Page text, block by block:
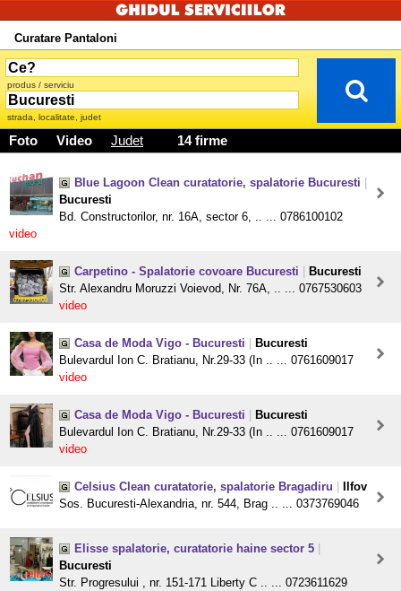
Curatare Pantaloni
produs / serviciu
strada, localitate, judet
Foto Video Judet 14 firme
Blue Lagoon Clean curatatorie, spalatorie Bucuresti
Bucuresti
Bd. Constructorilor, nr. 16A, sector 6, .. ... 0786100102
video
Carpetino - Spalatorie covoare Bucuresti
Bucuresti
Str. Alexandru Moruzzi Voievod, Nr. 76A, .. ... 0767530603
video
Casa de Moda Vigo - Bucuresti
Bucuresti
Bulevardul Ion C. Bratianu, Nr.29-33 (In .. ... 0761609017
video
Casa de Moda Vigo - Bucuresti
Bucuresti
Bulevardul Ion C. Bratianu, Nr.29-33 (In .. ... 0761609017
video
Celsius Clean curatatorie, spalatorie Bragadiru
Ilfov
Sos. Bucuresti-Alexandria, nr. 544, Brag .. ... 0373769046
Elisse spalatorie, curatatorie haine sector 5
Bucuresti
Str. Progresului , nr. 151-171 Liberty C .. ... 0723611629